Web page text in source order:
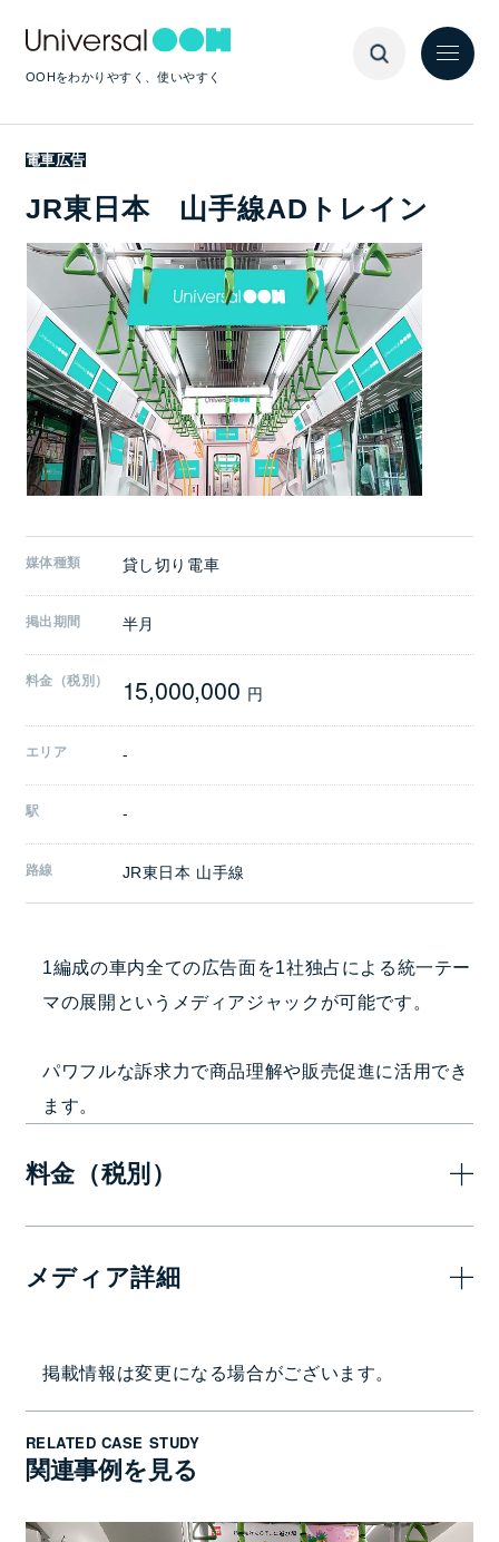
OOHをわかりやすく、使いやすく
電車広告
JR東日本 山手線ADトレイン
媒体種類 貸し切り電車
掲出期間 半月
料金（税別） 15,000,000 円
エリア -
駅 -
路線 JR東日本 山手線
1編成の車内全ての広告面を1社独占による統一テー
マの展開というメディアジャックが可能です。
パワフルな訴求力で商品理解や販売促進に活用でき
ます。
料金（税別）
半月
—
メディア詳細
枚数
備枚数別途必要
掲載情報は変更になる場合がございます。
RELATED CASE STUDY
関連事例を見る